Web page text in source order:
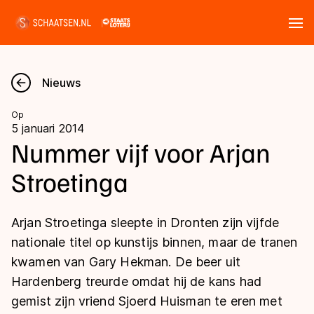
Nieuws
Kalender
Disciplines
Langebaan
Shorttrack
Inlineskaten
Uitslagen
Langebaan
Shorttrack
Marathon
Tijden & historie
Ranglijsten Langebaan
Nieuws
Op
5 januari 2014
Nummer vijf voor Arjan
Stroetinga
Arjan Stroetinga sleepte in Dronten zijn vijfde
nationale titel op kunstijs binnen, maar de tranen
kwamen van Gary Hekman. De beer uit
Hardenberg treurde omdat hij de kans had
gemist zijn vriend Sjoerd Huisman te eren met